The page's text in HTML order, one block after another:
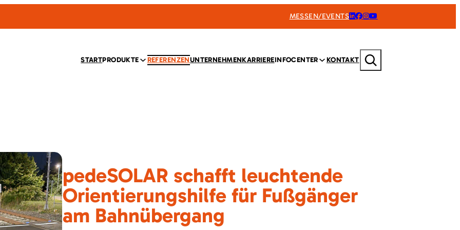
MESSEN/EVENTS
STARTPRODUKTE REFERENZENUNTERNEHMENKARRIEREINFOCENTER KONTAKT
Suchen
pedeSOLAR schafft leuchtende
Orientierungshilfe für Fußgänger
am Bahnübergang